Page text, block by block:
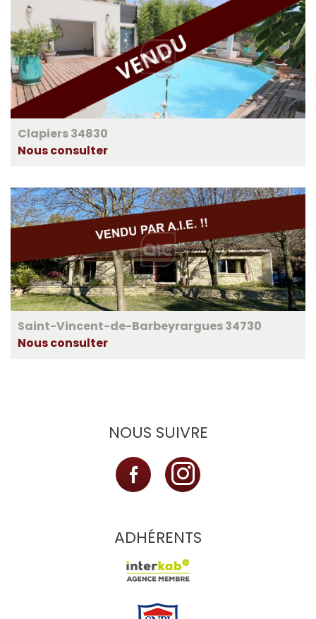
Clapiers 34830
Nous consulter
Saint-Vincent-de-Barbeyrargues 34730
Nous consulter
NOUS SUIVRE
ADHÉRENTS